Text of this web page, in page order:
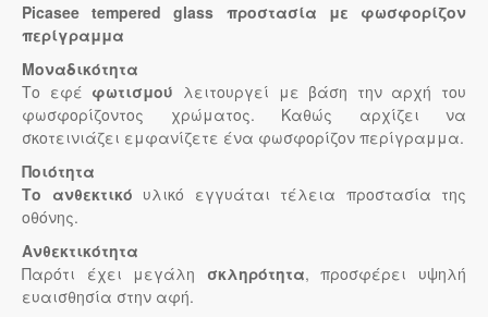
Picasee tempered glass προστασία με φωσφορίζον
περίγραμμα
Μοναδικότητα
Το εφέ φωτισμού λειτουργεί με βάση την αρχή του
φωσφορίζοντος χρώματος. Καθώς αρχίζει να
σκοτεινιάζει εμφανίζετε ένα φωσφορίζον περίγραμμα.
Ποιότητα
Το ανθεκτικό υλικό εγγυάται τέλεια προστασία της
οθόνης.
Ανθεκτικότητα
Παρότι έχει μεγάλη σκληρότητα, προσφέρει υψηλή
ευαισθησία στην αφή.